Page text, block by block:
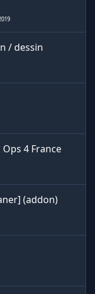
/ dessin
4 France
(addon)